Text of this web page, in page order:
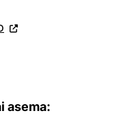
asema: